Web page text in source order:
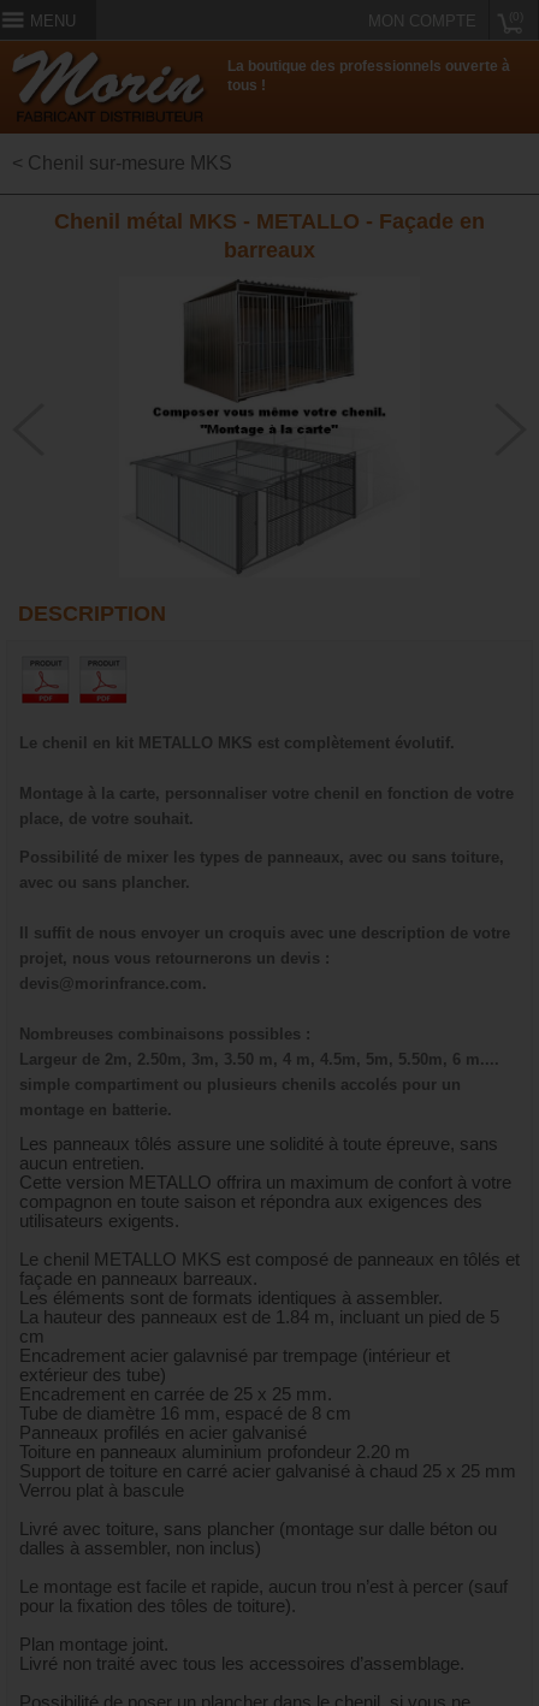
MENU MON COMPTE
La boutique des professionnels ouverte à
tous !
< Chenil sur-mesure MKS
Chenil métal MKS - METALLO - Façade en
barreaux
DESCRIPTION
Le chenil en kit METALLO MKS est complètement évolutif.
Montage à la carte, personnaliser votre chenil en fonction de votre
place, de votre souhait.
Possibilité de mixer les types de panneaux, avec ou sans toiture,
avec ou sans plancher.
Il suffit de nous envoyer un croquis avec une description de votre
projet, nous vous retournerons un devis :
devis@morinfrance.com.
Nombreuses combinaisons possibles :
Largeur de 2m, 2.50m, 3m, 3.50 m, 4 m, 4.5m, 5m, 5.50m, 6 m....
simple compartiment ou plusieurs chenils accolés pour un
montage en batterie.
Les panneaux tôlés assure une solidité à toute épreuve, sans
aucun entretien.
Cette version METALLO offrira un maximum de confort à votre
compagnon en toute saison et répondra aux exigences des
utilisateurs exigents.
Le chenil METALLO MKS est composé de panneaux en tôlés et
façade en panneaux barreaux.
Les éléments sont de formats identiques à assembler.
La hauteur des panneaux est de 1.84 m, incluant un pied de 5
cm
Encadrement acier galavnisé par trempage (intérieur et
extérieur des tube)
Encadrement en carrée de 25 x 25 mm.
Tube de diamètre 16 mm, espacé de 8 cm
Panneaux profilés en acier galvanisé
Toiture en panneaux aluminium profondeur 2.20 m
Support de toiture en carré acier galvanisé à chaud 25 x 25 mm
Verrou plat à bascule
Livré avec toiture, sans plancher (montage sur dalle béton ou
dalles à assembler, non inclus)
Le montage est facile et rapide, aucun trou n’est à percer (sauf
pour la fixation des tôles de toiture).
Plan montage joint.
Livré non traité avec tous les accessoires d’assemblage.
Possibilité de poser un plancher dans le chenil, si vous ne